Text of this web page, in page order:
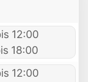
12:00
18:00
12:00